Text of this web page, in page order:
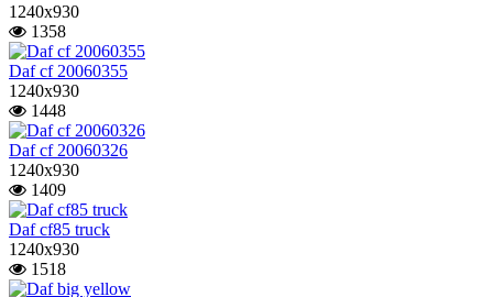
1240x930
1358
Daf cf 20060355
1240x930
1448
Daf cf 20060326
1240x930
1409
Daf cf85 truck
1240x930
1518